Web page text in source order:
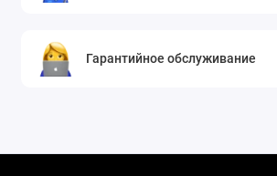
Гарантийное обслуживание